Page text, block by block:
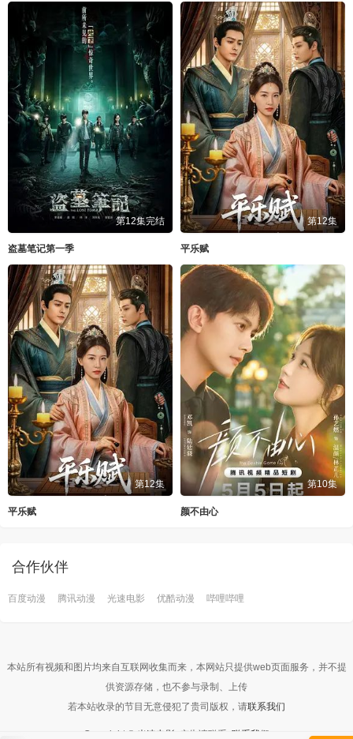
第12集完结
盗墓笔记第一季
第12集
平乐赋
第12集
平乐赋
第10集
颜不由心
合作伙伴
百度动漫 腾讯动漫 光速电影 优酷动漫 哔哩哔哩
本站所有视频和图片均来自互联网收集而来，本网站只提供web页面服务，并不提
供资源存储，也不参与录制、上传
若本站收录的节目无意侵犯了贵司版权，请联系我们
Copyright © 光速电影 广告请联系: 联系我们